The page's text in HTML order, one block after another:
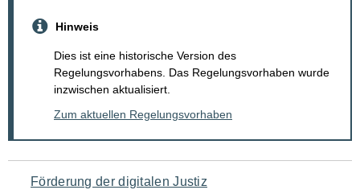
Hinweis
Dies ist eine historische Version des
Regelungsvorhabens. Das Regelungsvorhaben wurde
inzwischen aktualisiert.
Zum aktuellen Regelungsvorhaben
Navigation
Förderung der digitalen Justiz